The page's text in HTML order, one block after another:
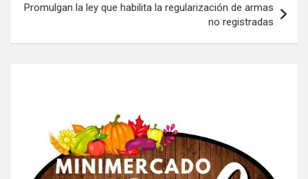
Promulgan la ley que habilita la regularización de armas
no registradas